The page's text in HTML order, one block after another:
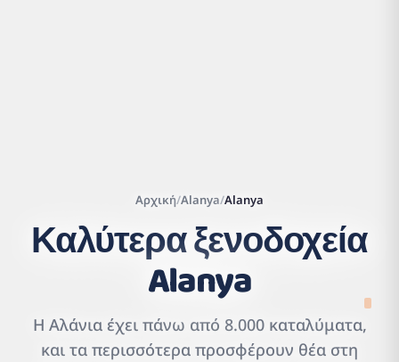
Leaflet |©
OpenStreetMap
Αρχική/Alanya/Alanya
Καλύτερα ξενοδοχεία
Alanya
Η Αλάνια έχει πάνω από 8.000 καταλύματα,
και τα περισσότερα προσφέρουν θέα στη